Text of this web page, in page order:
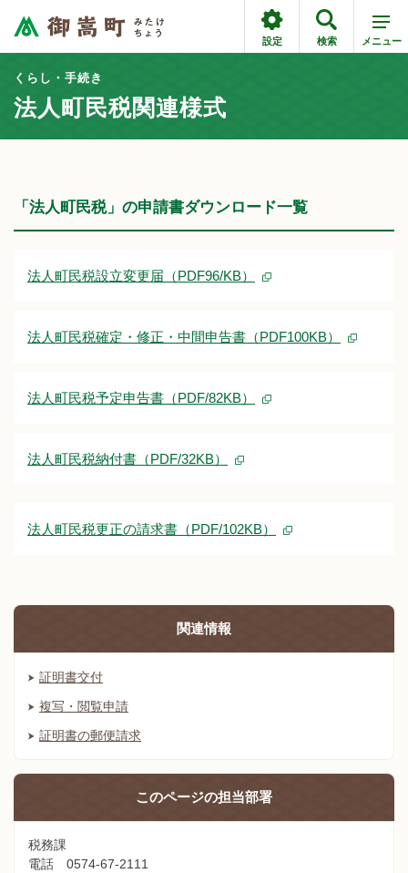
設定 検索 メニュー
くらし・手続き
法人町民税関連様式
「法人町民税」の申請書ダウンロード一覧
法人町民税設立変更届（PDF96/KB）
法人町民税確定・修正・中間申告書（PDF100KB）
法人町民税予定申告書（PDF/82KB）
法人町民税納付書（PDF/32KB）
法人町民税更正の請求書（PDF/102KB）
関連情報
証明書交付
複写・閲覧申請
証明書の郵便請求
このページの担当部署
税務課
電話 0574-67-2111